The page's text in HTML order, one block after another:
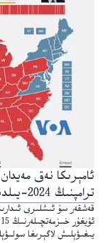
ئامېرىكا نەق
ترامپنىڭ 2024-يىلدىكى پىرېزىدېنتلىق رىقابەت نەتىجىسى
قەشقەر سۇ ئىشلىرى
يىغىۋېلىش لاگېرىغا